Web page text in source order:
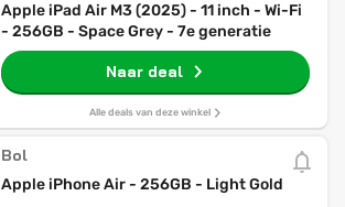
Apple iPad Air M3 (2025) - 11 inch - Wi-Fi
- 256GB - Space Grey - 7e generatie
Naar deal
Alle deals van deze winkel
Bol
Apple iPhone Air - 256GB - Light Gold